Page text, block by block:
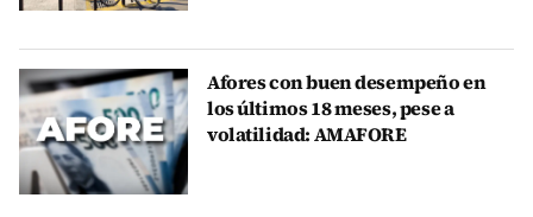
Afores con buen desempeño en
los últimos 18 meses, pese a
volatilidad: AMAFORE